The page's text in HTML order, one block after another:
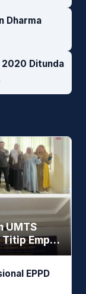
Dharma
2020 Ditunda
UMTS
Empat
EPPD